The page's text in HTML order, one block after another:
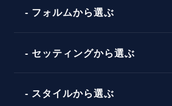
婚約指輪マッチング診断
タイミング
言葉
プラチナ
コンビネーション
フォルムから選ぶ
ストレートライン
セッティングから選ぶ
ソリテール
スタイルから選ぶ